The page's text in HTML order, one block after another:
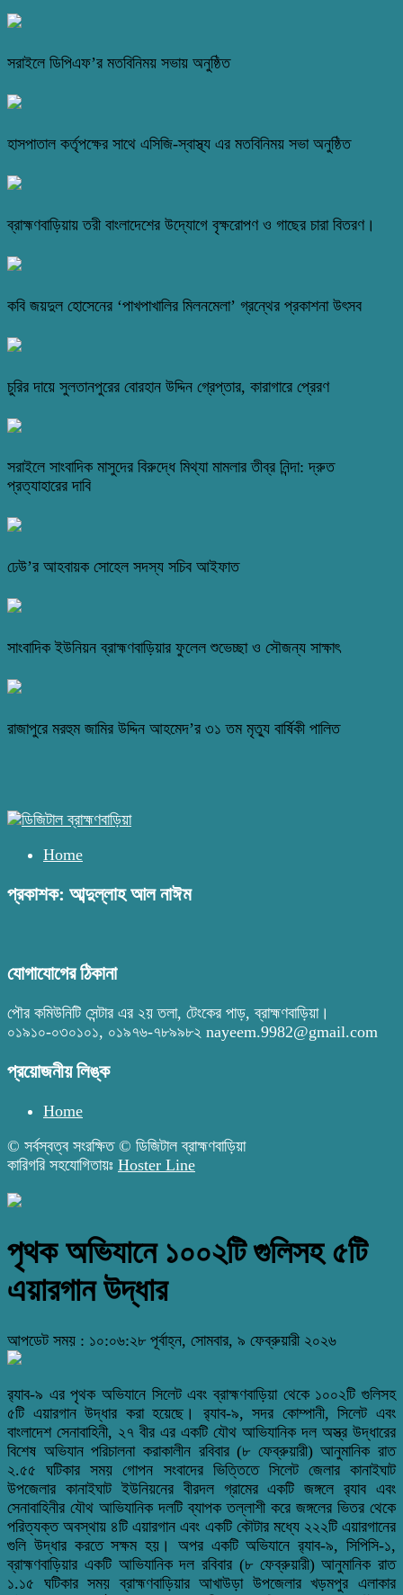
সরাইলে ডিপিএফ’র মতবিনিময় সভায় অনুষ্ঠিত
হাসপাতাল কর্তৃপক্ষের সাথে এসিজি-স্বাস্থ্য এর মতবিনিময় সভা অনুষ্ঠিত
ব্রাহ্মণবাড়িয়ায় তরী বাংলাদেশের উদ্যোগে বৃক্ষরোপণ ও গাছের চারা বিতরণ।
কবি জয়দুল হোসেনের ‘পাখপাখালির মিলনমেলা’ গ্রন্থের প্রকাশনা উৎসব
চুরির দায়ে সুলতানপুরের বোরহান উদ্দিন গ্রেপ্তার, কারাগারে প্রেরণ
সরাইলে সাংবাদিক মাসুদের বিরুদ্ধে মিথ্যা মামলার তীব্র নিন্দা: দ্রুত
প্রত্যাহারের দাবি
ঢেউ’র আহবায়ক সোহেল সদস্য সচিব আইফাত
সাংবাদিক ইউনিয়ন ব্রাহ্মণবাড়িয়ার ফুলেল শুভেচ্ছা ও সৌজন্য সাক্ষাৎ
রাজাপুরে মরহুম জামির উদ্দিন আহমেদ’র ৩১ তম মৃত্যু বার্ষিকী পালিত
Home
প্রকাশক: আব্দুল্লাহ আল নাঈম
যোগাযোগের ঠিকানা
পৌর কমিউনিটি সেন্টার এর ২য় তলা, টেংকের পাড়, ব্রাহ্মণবাড়িয়া।
০১৯১০-০৩০১০১, ০১৯৭৬-৭৮৯৯৮২ nayeem.9982@gmail.com
প্রয়োজনীয় লিঙ্ক
Home
© সর্বস্বত্ব সংরক্ষিত © ডিজিটাল ব্রাহ্মণবাড়িয়া
কারিগরি সহযোগিতায়ঃ Hoster Line
পৃথক অভিযানে ১০০২টি গুলিসহ ৫টি
এয়ারগান উদ্ধার
আপডেট সময় : ১০:০৬:২৮ পূর্বাহ্ন, সোমবার, ৯ ফেব্রুয়ারী ২০২৬
র‌্যাব-৯ এর পৃথক অভিযানে সিলেট এবং ব্রাহ্মণবাড়িয়া থেকে ১০০২টি গুলিসহ
৫টি এয়ারগান উদ্ধার করা হয়েছে। র‌্যাব-৯, সদর কোম্পানী, সিলেট এবং
বাংলাদেশ সেনাবাহিনী, ২৭ বীর এর একটি যৌথ আভিযানিক দল অস্ত্র উদ্ধারের
বিশেষ অভিযান পরিচালনা করাকালীন রবিবার (৮ ফেব্রুয়ারী) আনুমানিক রাত
২.৫৫ ঘটিকার সময় গোপন সংবাদের ভিত্তিতে সিলেট জেলার কানাইঘাট
উপজেলার কানাইঘাট ইউনিয়নের বীরদল গ্রামের একটি জঙ্গলে র‌্যাব এবং
সেনাবাহিনীর যৌথ আভিযানিক দলটি ব্যাপক তল্লাশী করে জঙ্গলের ভিতর থেকে
পরিত্যক্ত অবস্থায় ৪টি এয়ারগান এবং একটি কৌটার মধ্যে ২২২টি এয়ারগানের
গুলি উদ্ধার করতে সক্ষম হয়। অপর একটি অভিযানে র‌্যাব-৯, সিপিসি-১,
ব্রাহ্মণবাড়িয়ার একটি আভিযানিক দল রবিবার (৮ ফেব্রুয়ারী) আনুমানিক রাত
১.১৫ ঘটিকার সময় ব্রাহ্মণবাড়িয়ার আখাউড়া উপজেলার খড়মপুর এলাকার